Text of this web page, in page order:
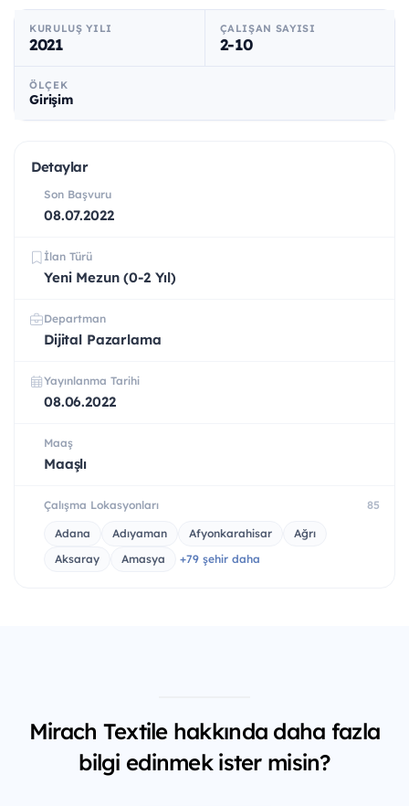
KURULUŞ YILI
2021
ÇALIŞAN SAYISI
2-10
ÖLÇEK
Girişim
Detaylar
Son Başvuru
08.07.2022
İlan Türü
Yeni Mezun (0-2 Yıl)
Departman
Dijital Pazarlama
Yayınlanma Tarihi
08.06.2022
Maaş
Maaşlı
Çalışma Lokasyonları 85
Adana Adıyaman Afyonkarahisar
Ağrı
Aksaray
Amasya +79 şehir daha
Mirach Textile hakkında daha fazla
bilgi edinmek ister misin?